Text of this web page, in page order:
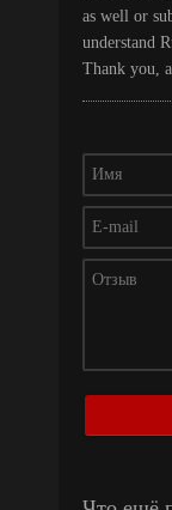
as well or
understand
Thank you,